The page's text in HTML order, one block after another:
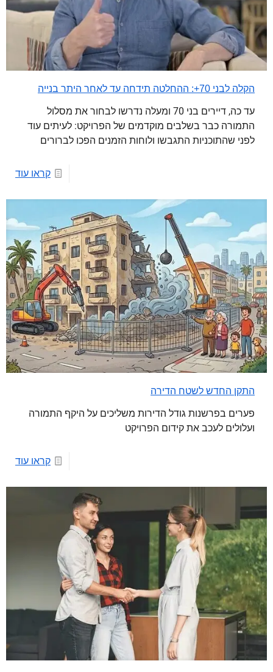
הקלה לבני 70+: ההחלטה תידחה עד לאחר היתר בנייה
עד כה, דיירים בני 70 ומעלה נדרשו לבחור את מסלול
התמורה כבר בשלבים מוקדמים של הפרויקט: לעיתים עוד
לפני שהתוכניות התגבשו ולוחות הזמנים הפכו לברורים
קראו עוד
התקן החדש לשטח הדירה
פערים בפרשנות גודל הדירות משליכים על היקף התמורה
ועלולים לעכב את קידום הפרויקט
קראו עוד